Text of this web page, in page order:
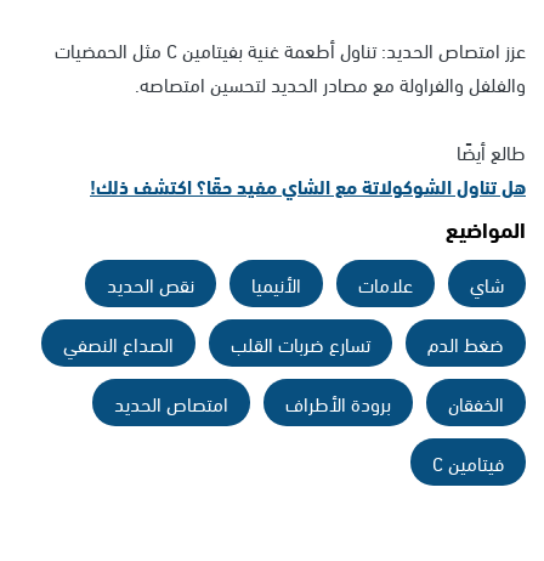
عزز امتصاص الحديد: تناول أطعمة غنية بفيتامين C مثل الحمضيات
والفلفل والفراولة مع مصادر الحديد لتحسين امتصاصه.
طالع أيضًا
هل تناول الشوكولاتة مع الشاي مفيد حقًا؟ اكتشف ذلك!
المواضيع
شاي علامات الأنيميا
نقص الحديد
ضغط الدم
تسارع ضربات القلب
الصداع النصفي
الخفقان
برودة الأطراف
امتصاص الحديد
فيتامين C